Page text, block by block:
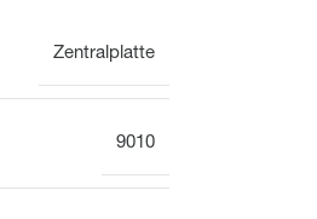
Zentralplatte
9010